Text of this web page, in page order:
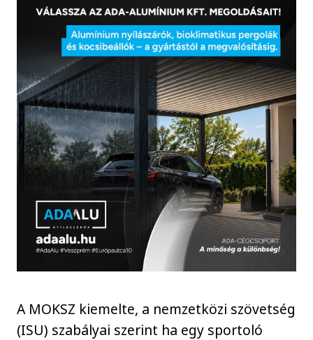
A MOKSZ kiemelte, a nemzetközi szövetség
(ISU) szabályai szerint ha egy sportoló